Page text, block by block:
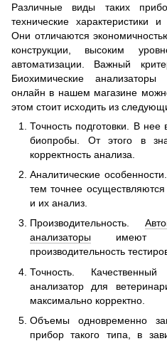
Различные виды таких
технические характеристики и
Они отличаются
конструкции, высоким
автоматизации. Важный
Биохимические
онлайн в нашем магазине
этом стоит исходить из
Точность подготовки. В нее
биопробы. От этого в
корректность анализа.
Аналитические
тем точнее
и их анализ.
Производительность.
анализаторы имеют
производительность
Точность.
анализатор для
максимально корректно.
Объемы одновременно
прибор такого типа, в